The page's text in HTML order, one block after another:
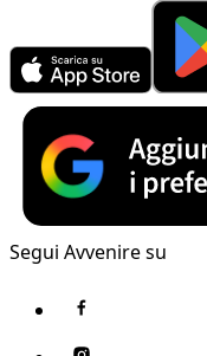
Segui Avvenire su